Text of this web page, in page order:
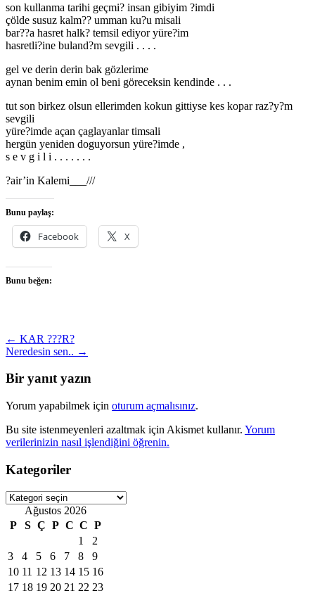
son kullanma tarihi geçmi? insan gibiyim ?imdi
çölde susuz kalm?? umman ku?u misali
bar??a hasret halk? temsil ediyor yüre?im
hasretli?ine buland?m sevgili . . . .
gel ve derin derin bak gözlerime
aynan benim emin ol beni göreceksin kendinde . . .
tut son birkez olsun ellerimden kokun gittiyse kes kopar raz?y?m
sevgili
yüre?imde açan çaglayanlar timsali
hergün yeniden doguyorsun yüre?imde ,
s e v g i l i . . . . . . .
?air’in Kalemi___///
Bunu paylaş:
Facebook X
Bunu beğen:
Post
navigation
← KAR ???R?
Neredesin sen.. →
Bir yanıt yazın
Yorum yapabilmek için oturum açmalısınız.
Bu site istenmeyenleri azaltmak için Akismet kullanır. Yorum
verilerinizin nasıl işlendiğini öğrenin.
Kategoriler
Kategoriler
Ağustos 2026
P
S Ç P C C P
1
2
3
4 5 6 7 8
9
10 11 12 13 14 15 16
17 18 19 20 21 22 23